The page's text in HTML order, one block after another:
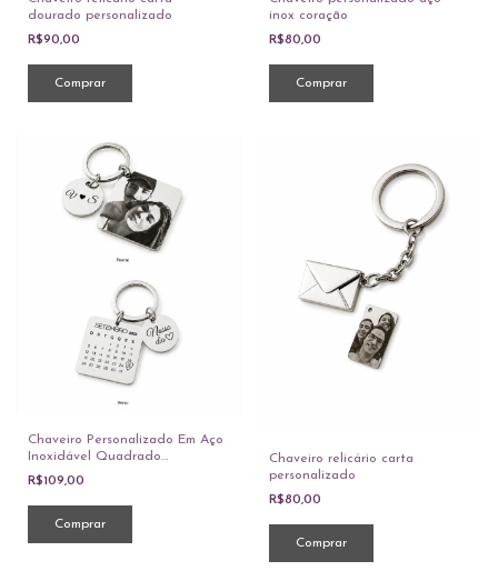
dourado personalizado
R$90,00
inox coração
R$80,00
Chaveiro Personalizado Em Aço
Inoxidável Quadrado
Calendário e Foto/ Frase /
Iniciais
R$109,00
Chaveiro relicário carta
personalizado
R$80,00